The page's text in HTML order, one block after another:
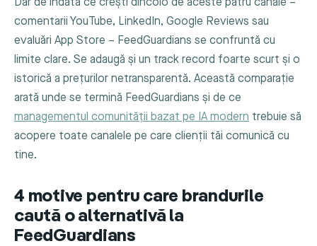
comentarii YouTube, LinkedIn, Google Reviews sau
evaluări App Store – FeedGuardians se confruntă cu
limite clare. Se adaugă și un track record foarte scurt și o
istorică a prețurilor netransparentă. Această comparație
arată unde se termină FeedGuardians și de ce
managementul comunității bazat pe IA modern trebuie să
acopere toate canalele pe care clienții tăi comunică cu
tine.
4 motive pentru care brandurile
caută o alternativă la
FeedGuardians